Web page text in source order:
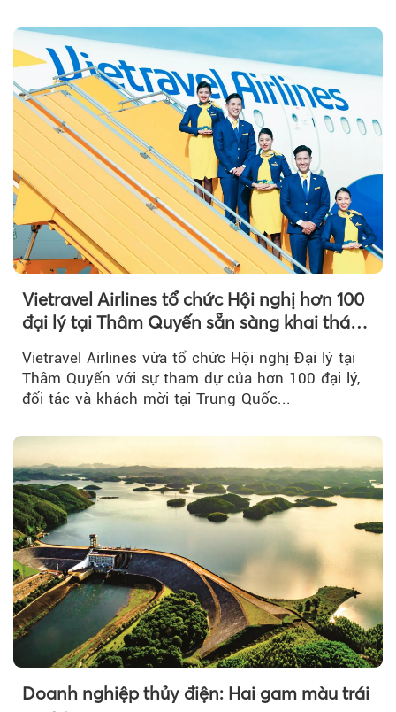
Vietravel Airlines tổ chức Hội nghị hơn 100
đại lý tại Thâm Quyến sẵn sàng khai thác
đường bay thẳng TP.HCM - Thâm Quyến
Vietravel Airlines vừa tổ chức Hội nghị Đại lý tại
Thâm Quyến với sự tham dự của hơn 100 đại lý,
đối tác và khách mời tại Trung Quốc...
Doanh nghiệp thủy điện: Hai gam màu trái